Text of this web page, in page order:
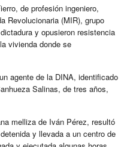
de profesión ingeniero,
Revolucionaria (MIR), grupo
y opusieron resistencia
vivienda donde se
agente de la DINA, identificado
Salinas, de tres años,
melliza de Iván Pérez, resultó
y llevada a un centro de